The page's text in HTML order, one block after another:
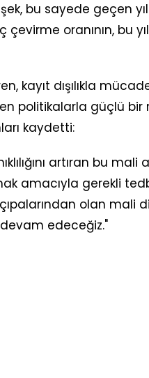
bu sayede geçen
oranının, bu
kayıt dışılıkla
politikalarla güçlü bir
kaydetti:
artıran bu
amacıyla gerekli
olan mali
devam edeceğiz."